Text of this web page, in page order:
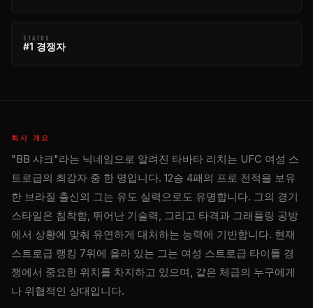
STATUS
#1 경쟁자
회사 개요
"BB 샤크"라는 닉네임으로 알려진 타바타 리치는 UFC 여성 스
트로급의 최강자 중 한 명입니다. 12승 4패의 프로 전적을 보유
한 브라질 출신의 그는 유도 실력으로도 유명합니다. 그의 경기
스타일은 침착함, 뛰어난 기술력, 그리고 타격과 그래플링 공방
에서 상황에 맞춰 유연하게 대처하는 능력에 기반합니다. 현재
스트로급 랭킹 7위에 올라 있는 그는 여성 스트로급 타이틀 경
쟁에서 중요한 위치를 차지하고 있으며, 같은 체급의 누구에게
나 위협적인 상대입니다.